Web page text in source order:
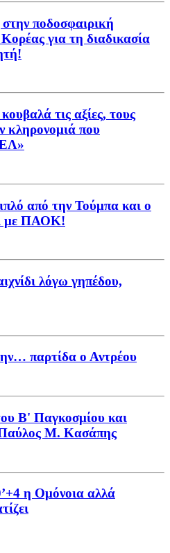
ποδοσφαιρική
για τη διαδικασία
τις αξίες, τους
κληρονομιά που
από την Τούμπα και ο
με ΠΑΟΚ!
λόγω γηπέδου,
παρτίδα ο Αντρέου
Β' Παγκοσμίου και
Μ. Κασάπης
η Ομόνοια αλλά